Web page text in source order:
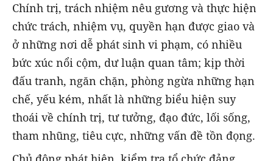
Chính trị, trách nhiệm nêu gương và thực hiện
chức trách, nhiệm vụ, quyền hạn được giao và
ở những nơi dễ phát sinh vi phạm, có nhiều
bức xúc nổi cộm, dư luận quan tâm; kịp thời
đấu tranh, ngăn chặn, phòng ngừa những hạn
chế, yếu kém, nhất là những biểu hiện suy
thoái về chính trị, tư tưởng, đạo đức, lối sống,
tham nhũng, tiêu cực, những vấn đề tồn đọng.